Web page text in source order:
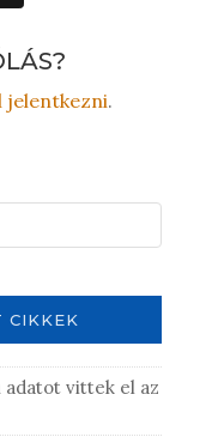
jelentkezni.
CIKKEK
adatot vittek el az